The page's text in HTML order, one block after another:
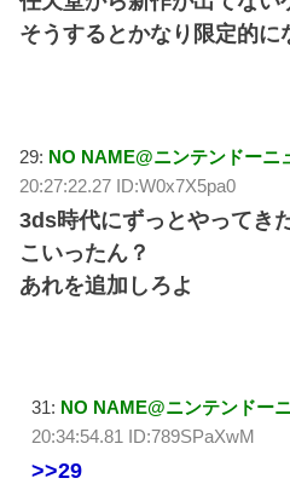
そうするとかなり限定的に
29: NO NAME@ニンテンドーニ
20:27:22.27 ID:W0x7X5pa0
3ds時代にずっとやってき
こいったん？
あれを追加しろよ
31: NO NAME@ニンテンドー
20:34:54.81 ID:789SPaXwM
>>29